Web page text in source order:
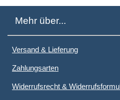
Mehr über...
Versand & Lieferung
Zahlungsarten
Widerrufsrecht &